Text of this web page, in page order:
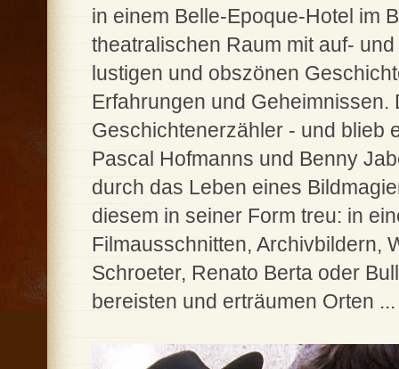
in einem Belle-Epoque-Hotel im
theatralischen Raum mit auf-
lustigen und obszönen
Erfahrungen und Geheimnissen.
Geschichtenerzähler - und blieb
Pascal Hofmanns und Benny
durch das Leben eines
diesem in seiner Form treu: in
Filmausschnitten, Archivbildern,
Schroeter, Renato Berta oder
bereisten und erträumen Orten ...